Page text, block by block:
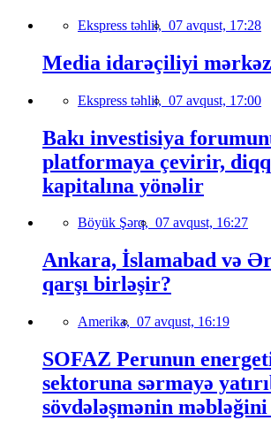
Ekspress təhlil, 07 avqust, 17:28
Media idarəçiliyi
Ekspress təhlil, 07 avqust, 17:00
Bakı investisiya
platformaya çevirir,
kapitalına yönəlir
Böyük Şərq, 07 avqust, 16:27
Ankara, İslamabad və
qarşı birləşir?
Amerika, 07 avqust, 16:19
SOFAZ Perunun
sektoruna sərmayə
sövdələşmənin məbləğini